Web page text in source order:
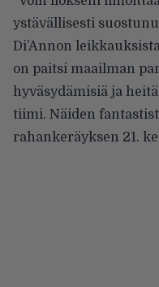
ystävällisesti
Di’Annon
on paitsi maailman
hyväsydämisiä ja
tiimi. Näiden
rahankeräyksen 21.